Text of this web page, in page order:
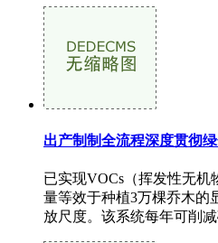
出产制制全流程深度贯彻
已实现VOCs（挥发性无机
量等效于种植3万棵乔木的
放尺度。该系统每年可削